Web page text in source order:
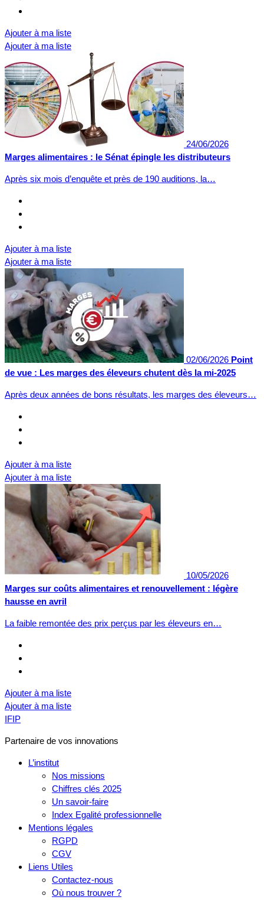
Ajouter à ma liste
Ajouter à ma liste
24/06/2026
Marges alimentaires : le Sénat épingle les distributeurs
Après six mois d’enquête et près de 190 auditions, la…
Ajouter à ma liste
Ajouter à ma liste
02/06/2026 Point
de vue : Les marges des éleveurs chutent dès la mi-2025
Après deux années de bons résultats, les marges des éleveurs…
Ajouter à ma liste
Ajouter à ma liste
10/05/2026
Marges sur coûts alimentaires et renouvellement : légère
hausse en avril
La faible remontée des prix perçus par les éleveurs en…
Ajouter à ma liste
Ajouter à ma liste
IFIP
Partenaire de vos innovations
L’institut
Nos missions
Chiffres clés 2025
Un savoir-faire
Index Egalité professionnelle
Mentions légales
RGPD
CGV
Liens Utiles
Contactez-nous
Où nous trouver ?